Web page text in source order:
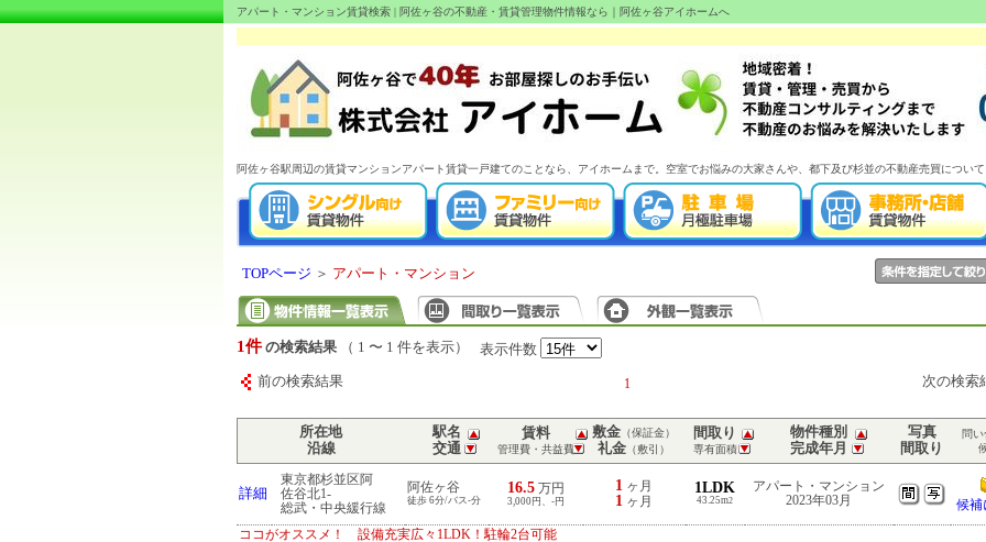
アパート・マンション賃貸検索 | 阿佐ヶ谷の不動産・賃貸管理物件情報なら｜阿佐ヶ谷アイホームへ
阿佐ヶ谷駅周辺の賃貸マンションアパート賃貸一戸建てのことなら、アイホームまで。空室でお悩みの大家さんや、都下及び杉並の不動産売買につい
TOPページ ＞ アパート・マンション
1件 の検索結果（ 1 〜 1 件を表示） 表示件数
前の検索結果 1 次の検
所在地
沿線
駅名
交通
賃料
管理費・共益費
敷金 （保証金）
礼金 （敷引）
間取り
専有面積
物件種別
完成年月
写真
間取り
問
詳細
東京都杉並区阿
佐谷北1-
総武・中央緩行線
阿佐ヶ谷
徒歩 6分/バス-分
16.5万円
3,000円、-円
1 ヶ月
1 ヶ月
1LDK
43.25m2
アパート・マンション
2023年03月
候補
ココがオススメ！ 設備充実広々1LDK！駐輪2台可能